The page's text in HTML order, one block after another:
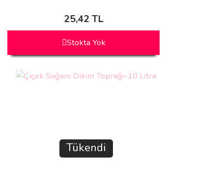
25,42 TL
Stokta Yok
Tükendi